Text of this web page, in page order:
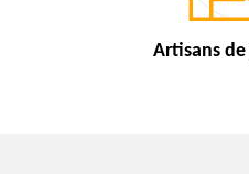
Artisans de